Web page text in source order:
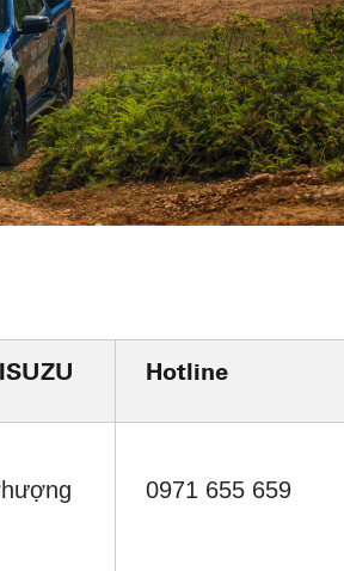
Hotline
0971 655 659